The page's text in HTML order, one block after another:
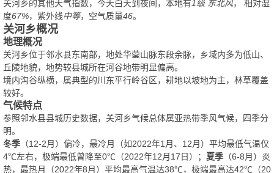
关河乡的其他天气指数，今天白天到夜间，本地有1级 东北风， 相对湿
度67%，紫外线中等，空气质量46。
关河乡概况
地理概况
关河乡位于邻水县东南部，地处华蓥山脉东段余脉，乡域内多为低山、
丘陵地貌，地势较县城所在河谷地带明显偏高。
境内沟谷纵横，属典型的川东平行岭谷区，耕地以坡地为主，林草覆盖
较好。
气候特点
参照邻水县县城历史数据，关河乡气候总体属亚热带季风气候，四季分
明。
冬季 （12-2月）偏冷，最冷月（如2022年1月、12月）平均最低气温仅
4℃左右，极端最低曾降至0℃（2022年12月17日）； 夏季 （6-8月）炎
热，最热月（2022年8月）平均最高气温达38℃，极端最高达42℃（20